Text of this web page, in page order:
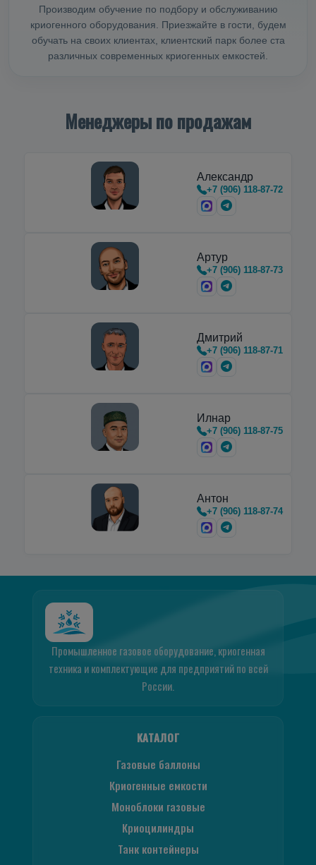
Производим обучение по подбору и обслуживанию
криогенного оборудования. Приезжайте в гости, будем
обучать на своих клиентах, клиентский парк более ста
различных современных криогенных емкостей.
Менеджеры по продажам
Александр
+7 (906) 118-87-72
Артур
+7 (906) 118-87-73
Дмитрий
+7 (906) 118-87-71
Илнар
+7 (906) 118-87-75
Антон
+7 (906) 118-87-74
Промышленное газовое оборудование, криогенная
техника и комплектующие для предприятий по всей
России.
КАТАЛОГ
Газовые баллоны
Криогенные емкости
Моноблоки газовые
Криоцилиндры
Танк контейнеры